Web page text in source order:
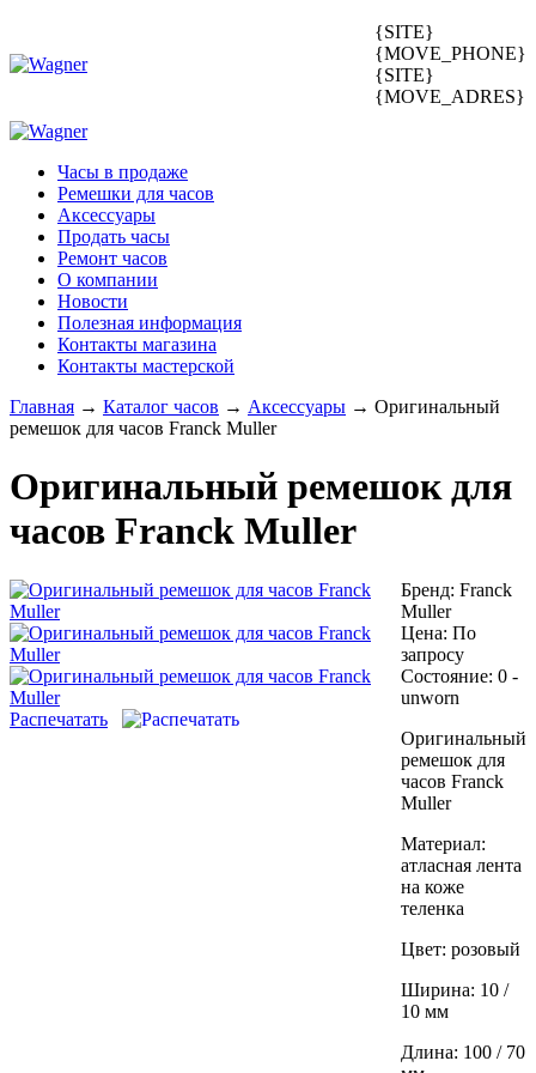
{SITE}
{MOVE_PHONE}
{SITE}
{MOVE_ADRES}
Часы в продаже
Ремешки для часов
Аксессуары
Продать часы
Ремонт часов
О компании
Новости
Полезная информация
Контакты магазина
Контакты мастерской
Главная → Каталог часов → Аксессуары → Оригинальный
ремешок для часов Franck Muller
Оригинальный ремешок для
часов Franck Muller
Распечатать
Бренд: Franck
Muller
Цена: По
запросу
Состояние: 0 -
unworn
Оригинальный
ремешок для
часов Franck
Muller
Материал:
атласная лента
на коже
теленка
Цвет: розовый
Ширина: 10 /
10 мм
Длина: 100 / 70